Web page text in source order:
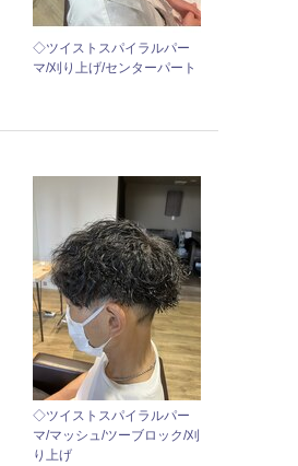
◇ツイストスパイラルパー
マ/刈り上げ/センターパート
◇ツイストスパイラルパー
マ/マッシュ/ツーブロック/刈
り上げ